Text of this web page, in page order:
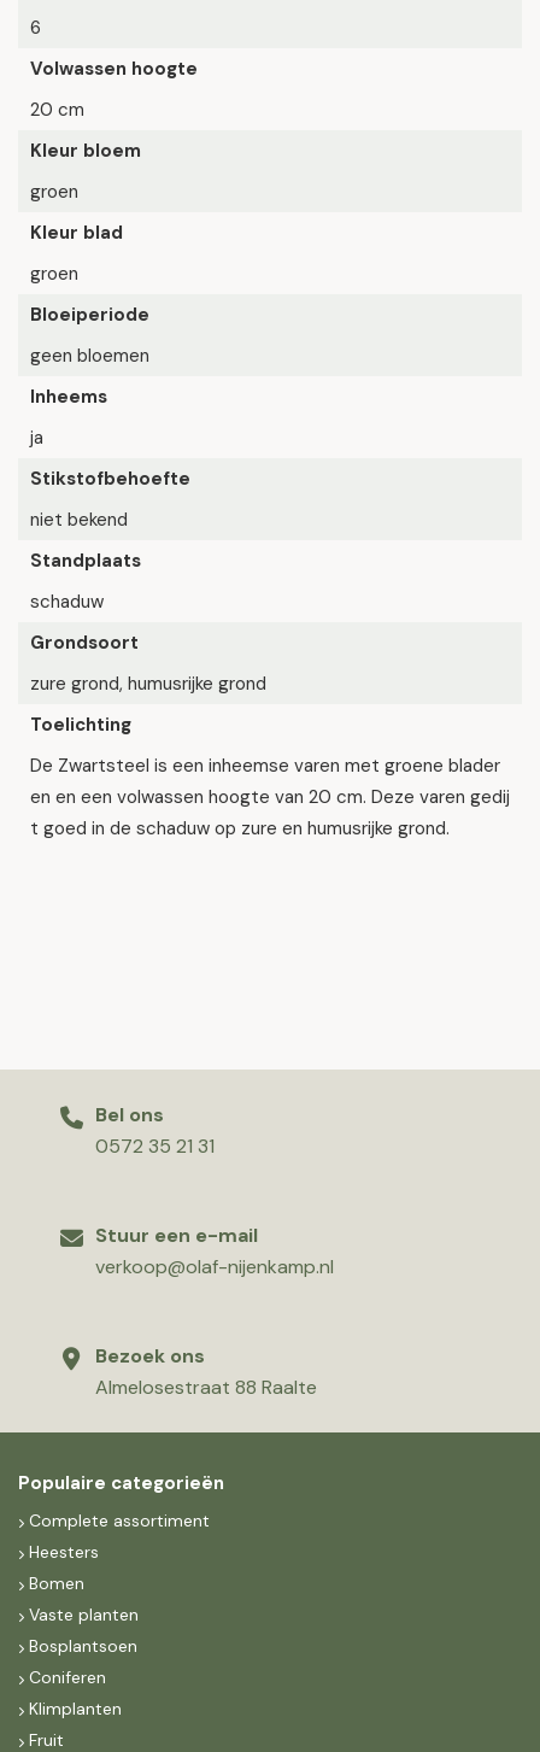
6
Volwassen hoogte
20 cm
Kleur bloem
groen
Kleur blad
groen
Bloeiperiode
geen bloemen
Inheems
ja
Stikstofbehoefte
niet bekend
Standplaats
schaduw
Grondsoort
zure grond, humusrijke grond
Toelichting
De Zwartsteel is een inheemse varen met groene blader
en en een volwassen hoogte van 20 cm. Deze varen gedij
t goed in de schaduw op zure en humusrijke grond.
Bel ons
0572 35 21 31
Stuur een e-mail
verkoop@olaf-nijenkamp.nl
Bezoek ons
Almelosestraat 88 Raalte
Populaire categorieën
Complete assortiment
Heesters
Bomen
Vaste planten
Bosplantsoen
Coniferen
Klimplanten
Fruit